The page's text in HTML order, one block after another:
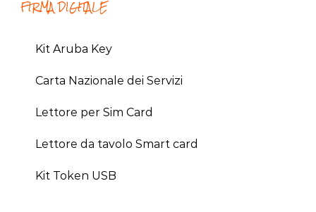
FIRMA DIGITALE
Kit Aruba Key
Carta Nazionale dei Servizi
Lettore per Sim Card
Lettore da tavolo Smart card
Kit Token USB